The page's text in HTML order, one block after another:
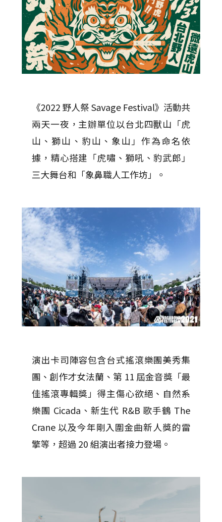
《2022 野人祭 Savage Festival》活動共
兩天一夜，主辦單位以台北四獸山「虎
山、獅山、豹山、象山」作為命名依
據，精心搭建「虎嘯、獅吼、豹武郎」
三大舞台和「象鼻職人工作坊」。
演出卡司陣容包含台式搖滾樂團美秀集
團、創作才女法蘭、第 11 屆金音獎「最
佳搖滾專輯獎」得主傷心欲絕、自然系
樂團 Cicada、新生代 R&B 歌手鶴 The
Crane 以及今年剛入圍金曲新人獎的雷
擎等，超過 20 組演出者接力登場。